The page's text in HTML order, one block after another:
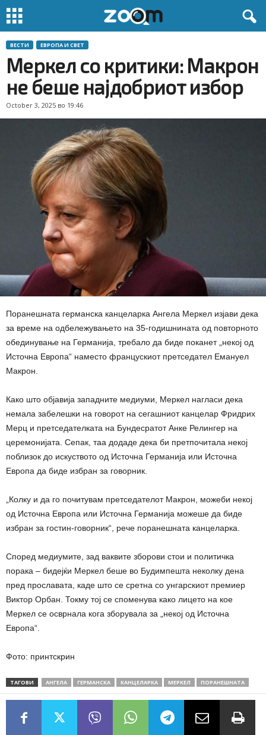
ВЕСТИ ЕВРОПА И СВЕТ
Меркел со критики: Макрон
не беше најдобриот избор
October 3, 2025 во 19:46
Поранешната германска канцеларка Ангела Меркел изјави дека
за време на одбележувањето на 35-годишнината од повторното
обединување на Германија, требало да биде поканет „некој од
Источна Европа“ наместо францускиот претседател Емануел
Макрон.
Како што објавија западните медиуми, Меркел нагласи дека
немала забелешки на говорот на сегашниот канцелар Фридрих
Мерц и претседателката на Бундесратот Анке Релингер на
церемонијата. Сепак, таа додаде дека би претпочитала некој
поблизок до искуството од Источна Германија или Источна
Европа да биде избран за говорник.
„Колку и да го почитувам претседателот Макрон, можеби некој
од Источна Европа или Источна Германија можеше да биде
избран за гостин-говорник“, рече поранешната канцеларка.
Според медиумите, зад ваквите зборови стои и политичка
порака – бидејќи Меркел беше во Будимпешта неколку дена
пред прославата, каде што се сретна со унгарскиот премиер
Виктор Орбан. Токму тој се споменува како лицето на кое
Меркел се осврнала кога зборувала за „некој од Источна
Европа“.
Фото: принтскрин
ТАГОВИ АНГЕЛА ГЕРМАНСКА КАНЦЕЛАРКА МЕРКЕЛ ПОРАНЕШНАТА